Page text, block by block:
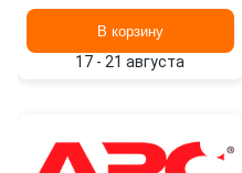
В корзину
17 - 21 августа